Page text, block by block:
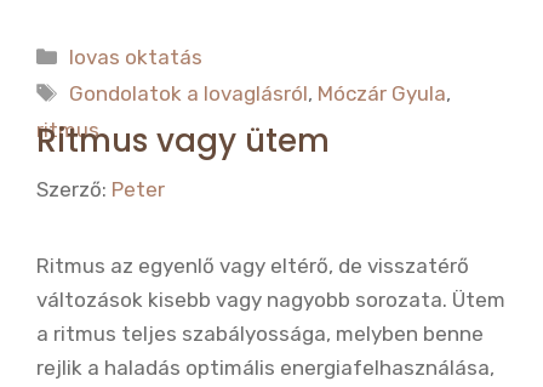
c
e
b
o
o
it
te
r
Kategória
lovas oktatás
Címkék
Gondolatok a lovaglásról, Móczár Gyula,
ritmus
Ritmus vagy ütem
Szerző: Peter
Ritmus az egyenlő vagy eltérő, de visszatérő
változások kisebb vagy nagyobb sorozata. Ütem
a ritmus teljes szabályossága, melyben benne
rejlik a haladás optimális energiafelhasználása,